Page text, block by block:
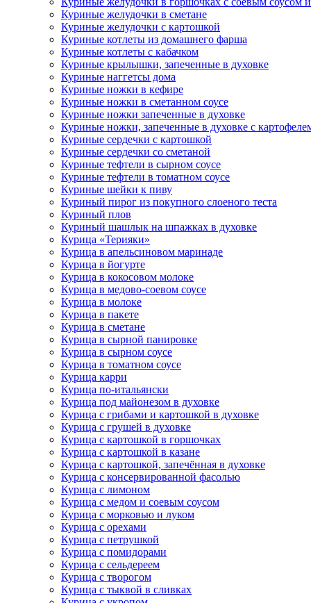
Куриные желудочки в сметане
Куриные желудочки с картошкой
Куриные котлеты из домашнего фарша
Куриные котлеты с кабачком
Куриные крылышки, запеченные в духовке
Куриные наггетсы дома
Куриные ножки в кефире
Куриные ножки в сметанном соусе
Куриные ножки запеченные в духовке
Куриные ножки, запеченные в духовке с
Куриные сердечки с картошкой
Куриные сердечки со сметаной
Куриные тефтели в сырном соусе
Куриные тефтели в томатном соусе
Куриные шейки к пиву
Куриный пирог из покупного слоеного теста
Куриный плов
Куриный шашлык на шпажках в духовке
Курица «Терияки»
Курица в апельсиновом маринаде
Курица в йогурте
Курица в кокосовом молоке
Курица в медово-соевом соусе
Курица в молоке
Курица в пакете
Курица в сметане
Курица в сырной панировке
Курица в сырном соусе
Курица в томатном соусе
Курица карри
Курица по-итальянски
Курица под майонезом в духовке
Курица с грибами и картошкой в духовке
Курица с грушей в духовке
Курица с картошкой в горшочках
Курица с картошкой в казане
Курица с картошкой, запечённая в духовке
Курица с консервированной фасолью
Курица с лимоном
Курица с медом и соевым соусом
Курица с морковью и луком
Курица с орехами
Курица с петрушкой
Курица с помидорами
Курица с сельдереем
Курица с творогом
Курица с тыквой в сливках